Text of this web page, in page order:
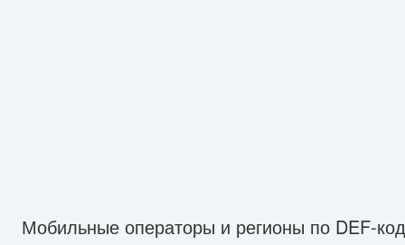
Мобильные операторы и регионы по DEF-